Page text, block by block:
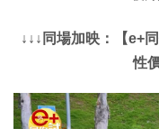
↓↓↓同場加映：【e+
性